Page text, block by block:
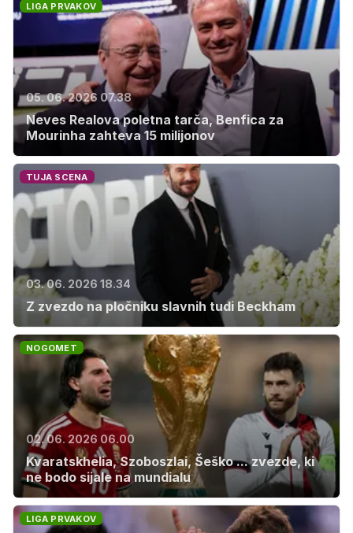
LIGA PRVAKOV
05. 06. 2026 07.38
Neves Realova poletna tarča, Benfica za
Mourinha zahteva 15 milijonov
TUJA SCENA
03. 06. 2026 18.34
Z zvezdo na pločniku slavnih tudi Beckham
NOGOMET
02. 06. 2026 06.00
Kvaratskhelia, Szoboszlai, Šeško ... zvezde, ki
ne bodo sijale na mundialu
LIGA PRVAKOV